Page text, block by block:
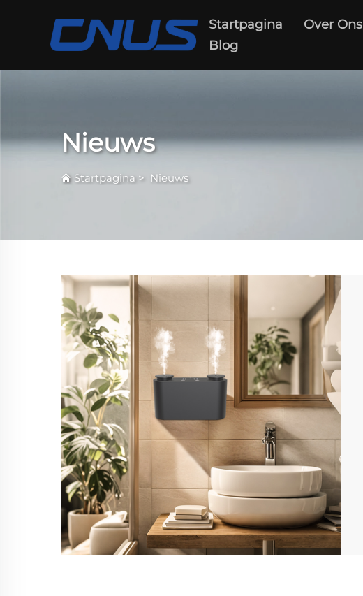
Startpagina Over Ons
Blog
Nieuws
Startpagina> Nieuws